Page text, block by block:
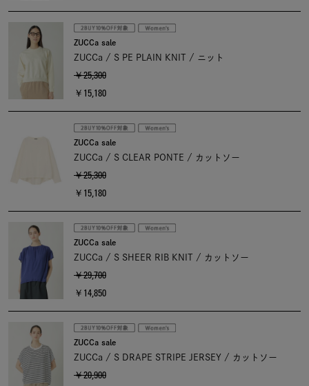
ZUCCa sale
ZUCCa / S PE PLAIN KNIT / ニット
￥25,300
￥15,180
ZUCCa sale
ZUCCa / S CLEAR PONTE / カットソー
￥25,300
￥15,180
ZUCCa sale
ZUCCa / S SHEER RIB KNIT / カットソー
￥29,700
￥14,850
ZUCCa sale
ZUCCa / S DRAPE STRIPE JERSEY / カットソー
￥20,900